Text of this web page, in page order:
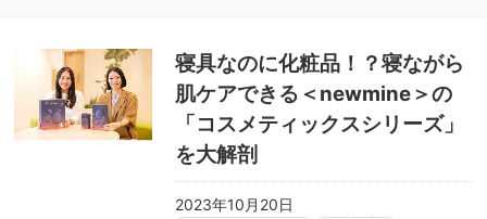
寝具なのに化粧品！？寝ながら
肌ケアできる＜newmine＞の
「コスメティックスシリーズ」
を大解剖
2023年10月20日